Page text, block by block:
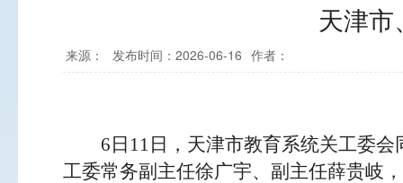
天津
来源： 发布时间：2026-06-16 作者：
6日11日，天津市教育系统关工委
工委常务副主任徐广宇、副主任薛贵岐